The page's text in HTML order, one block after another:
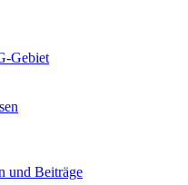
Gebiet
und Beiträge